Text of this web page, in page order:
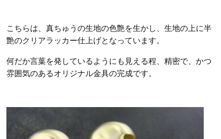
こちらは、真ちゅうの生地の色艶を生かし、生地の上に半
艶のクリアラッカー仕上げとなっています。
何だか言葉を発しているようにも見える程、精密で、かつ
雰囲気のあるオリジナル金具の完成です。